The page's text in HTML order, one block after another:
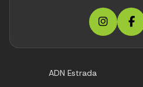
ADN Estrada